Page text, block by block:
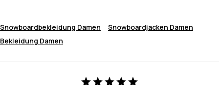
Snowboardbekleidung Damen
Snowboardjacken Damen
Bekleidung Damen